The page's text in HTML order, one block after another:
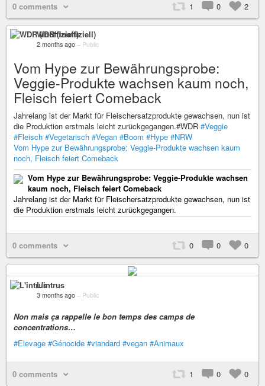
0 comments 1 0 2
WDR (inoffiziell)
2 months ago – Public
Vom Hype zur Bewährungsprobe:
Veggie-Produkte wachsen kaum noch,
Fleisch feiert Comeback
Jahrelang ist der Markt für Fleischersatzprodukte gewachsen, nun ist
die Produktion erstmals leicht zurückgegangen.#WDR #Veggie
#Fleisch #Vegetarisch #Vegan #Boom #Hype #NRW
Vom Hype zur Bewährungsprobe: Veggie-Produkte wachsen kaum
noch, Fleisch feiert Comeback
Vom Hype zur Bewährungsprobe: Veggie-Produkte wachsen
kaum noch, Fleisch feiert Comeback
Jahrelang ist der Markt für Fleischersatzprodukte gewachsen, nun ist
die Produktion erstmals leicht zurückgegangen.
0 comments 0 0 0
L'intrus
3 months ago – Public
Non mais ça rappelle le bon temps des camps de
concentrations…
#Elevage #Génocide #viandard #vegan #Animaux
0 comments 1 0 0